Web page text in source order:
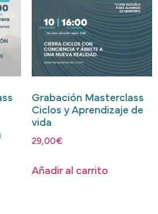
Grabación Masterclass
Ciclos y Aprendizaje de
vida
29,00€
Añadir al carrito